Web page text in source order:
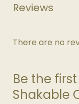
Reviews
There are no
Be the
Shakable